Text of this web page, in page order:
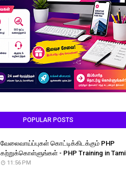
POPULAR POSTS
வேலைவாய்ப்புகள் கொட்டிக்கிடக்கும் PHP
கற்றுக்கொள்ளுங்கள் - PHP Training in Tamil
11:56 PM